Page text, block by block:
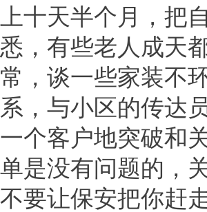
上十天半个月，把
悉，有些老人成天
常，谈一些家装不
系，与小区的传达
一个客户地突破和
单是没有问题的，
不要让保安把你赶